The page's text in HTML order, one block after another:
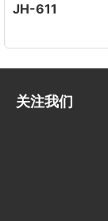
JH-611
关注我们